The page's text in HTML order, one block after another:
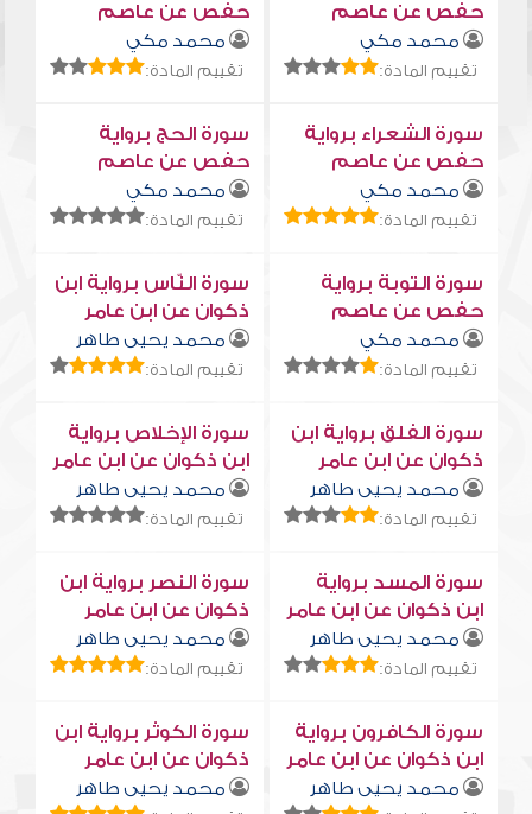
حفص عن عاصم
محمد مكي
تقييم المادة:
حفص عن عاصم
محمد مكي
تقييم المادة:
سورة الشعراء برواية
حفص عن عاصم
محمد مكي
تقييم المادة:
سورة الحج برواية
حفص عن عاصم
محمد مكي
تقييم المادة:
سورة التوبة برواية
حفص عن عاصم
محمد مكي
تقييم المادة:
سورة النّاس برواية ابن
ذكوان عن ابن عامر
محمد يحيى طاهر
تقييم المادة:
سورة الفلق برواية ابن
ذكوان عن ابن عامر
محمد يحيى طاهر
تقييم المادة:
سورة الإخلاص برواية
ابن ذكوان عن ابن عامر
محمد يحيى طاهر
تقييم المادة:
سورة المسد برواية
ابن ذكوان عن ابن عامر
محمد يحيى طاهر
تقييم المادة:
سورة النصر برواية ابن
ذكوان عن ابن عامر
محمد يحيى طاهر
تقييم المادة:
سورة الكافرون برواية
ابن ذكوان عن ابن عامر
محمد يحيى طاهر
سورة الكوثر برواية ابن
ذكوان عن ابن عامر
محمد يحيى طاهر